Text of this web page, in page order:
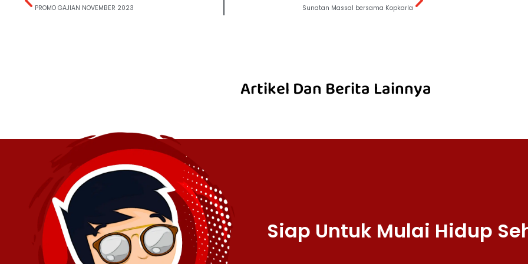
PROMO GAJIAN NOVEMBER 2023 Sunatan Massal bersama Kopkarla
Artikel Dan Berita Lainnya
Siap Untuk Mulai Hidup